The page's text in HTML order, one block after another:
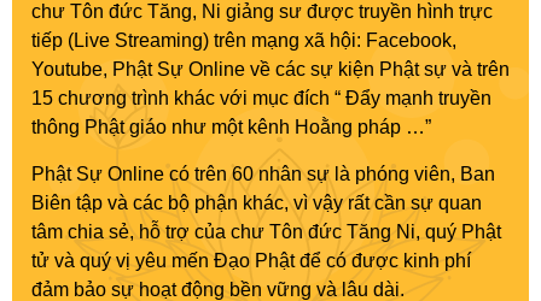
chư Tôn đức Tăng, Ni giảng sư được truyền hình trực
tiếp (Live Streaming) trên mạng xã hội: Facebook,
Youtube, Phật Sự Online về các sự kiện Phật sự và trên
15 chương trình khác với mục đích “ Đẩy mạnh truyền
thông Phật giáo như một kênh Hoằng pháp …”
Phật Sự Online có trên 60 nhân sự là phóng viên, Ban
Biên tập và các bộ phận khác, vì vậy rất cần sự quan
tâm chia sẻ, hỗ trợ của chư Tôn đức Tăng Ni, quý Phật
tử và quý vị yêu mến Đạo Phật để có được kinh phí
đảm bảo sự hoạt động bền vững và lâu dài.